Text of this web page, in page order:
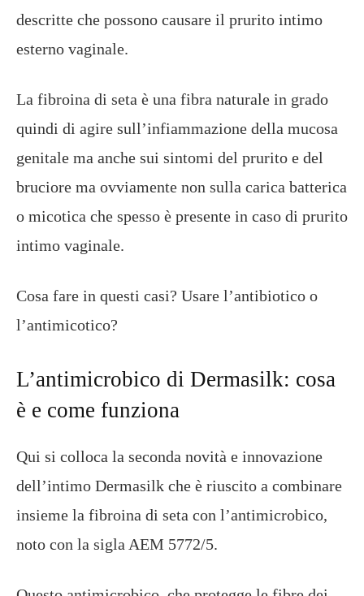
descritte che possono causare il prurito intimo
esterno vaginale.
La fibroina di seta è una fibra naturale in grado
quindi di agire sull’infiammazione della mucosa
genitale ma anche sui sintomi del prurito e del
bruciore ma ovviamente non sulla carica batterica
o micotica che spesso è presente in caso di prurito
intimo vaginale.
Cosa fare in questi casi? Usare l’antibiotico o
l’antimicotico?
L’antimicrobico di Dermasilk: cosa
è e come funziona
Qui si colloca la seconda novità e innovazione
dell’intimo Dermasilk che è riuscito a combinare
insieme la fibroina di seta con l’antimicrobico,
noto con la sigla AEM 5772/5.